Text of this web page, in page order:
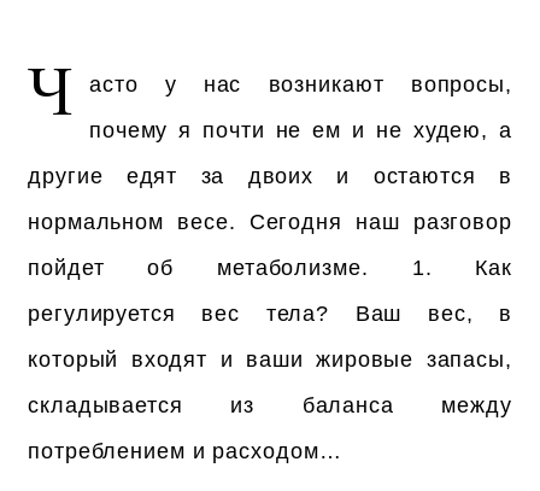
Ч
асто у нас возникают вопросы,
почему я почти не ем и не худею, а
другие едят за двоих и остаются в
нормальном весе. Сегодня наш разговор
пойдет об метаболизме. 1. Как
регулируется вес тела? Ваш вес, в
который входят и ваши жировые запасы,
складывается из баланса между
потреблением и расходом…